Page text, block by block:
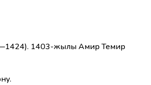
1403-жылы Амир Темир